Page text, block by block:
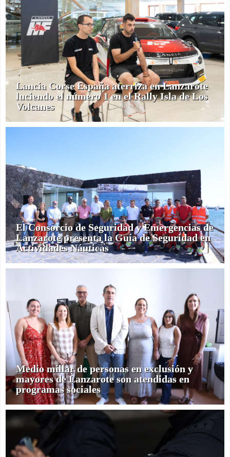
Lancia Corse España aterriza en Lanzarote
luciendo el número 1 en el Rally Isla de Los
Volcanes
El Consorcio de Seguridad y Emergencias de
Lanzarote presenta la Guía de Seguridad en
Actividades Náuticas
Medio millar de personas en exclusión y
mayores de Lanzarote son atendidas en
programas sociales